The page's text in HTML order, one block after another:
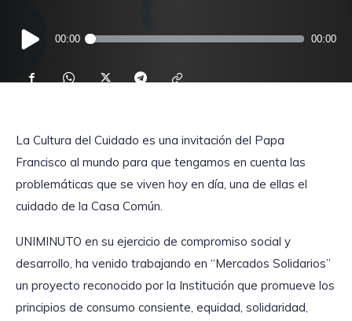
Reproductor
de
00:00 00:00
La Cultura del Cuidado es una invitación del Papa
Francisco al mundo para que tengamos en cuenta las
problemáticas que se viven hoy en día, una de ellas el
cuidado de la Casa Común.
UNIMINUTO en su ejercicio de compromiso social y
desarrollo, ha venido trabajando en “Mercados Solidarios”
un proyecto reconocido por la Institución que promueve los
principios de consumo consiente, equidad, solidaridad,